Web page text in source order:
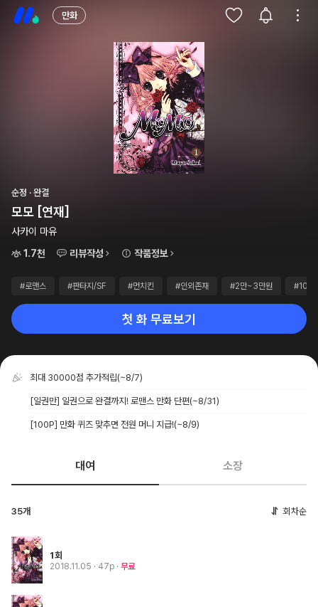
만화
순정 · 완결
모모 [연재]
사카이 마유
1.7천
리뷰작성 작품정보
#로맨스 #판타지/SF #먼치킨 #인외존재 #2만~3만원 #10화
첫 화 무료보기
최대 30000점 추가적립(~8/7)
[일권만] 일권으로 완결까지! 로맨스 만화 단편(~8/31)
[100P] 만화 퀴즈 맞추면 전원 머니 지급!(~8/9)
대여 소장
35개 회차순
1회
2018.11.05 · 47p 무료